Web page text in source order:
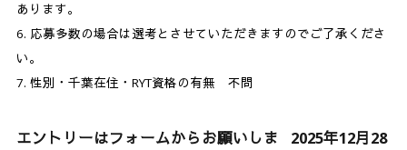
あります。
応募多数の場合は選考とさせていただきますのでご了承くださ
い。
性別・千葉在住・RYT資格の有無 不問
エントリーはフォームからお願いしま
2025年12月28